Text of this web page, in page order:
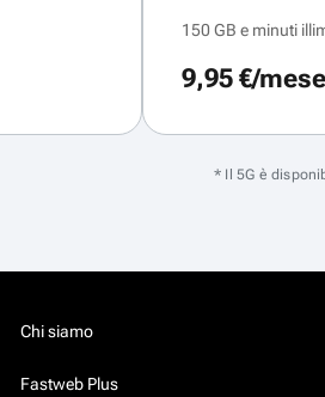
150 GB e minuti
9,95 €/mese
* Il 5G è
Chi siamo
Fastweb Plus